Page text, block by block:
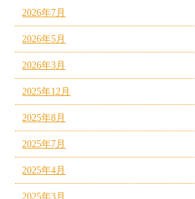
2026年7月
2026年5月
2026年3月
2025年12月
2025年8月
2025年7月
2025年4月
2025年3月